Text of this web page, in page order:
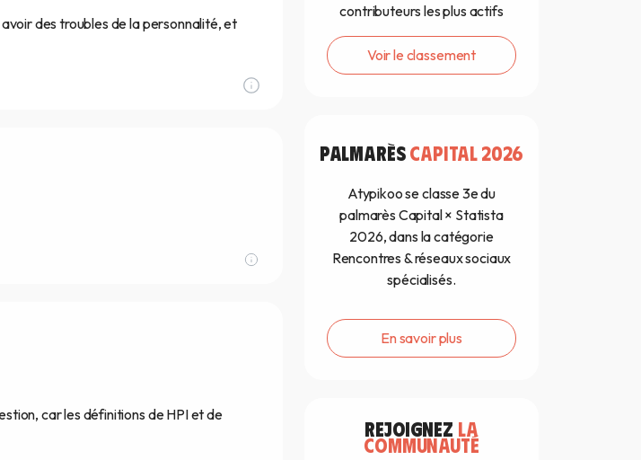
des troubles de la personnalité, et
car les définitions de HPI et de
contributeurs les plus actifs
Voir le classement
PALMARÈSCAPITAL 2026
Atypikoo se classe 3e du
palmarès Capital × Statista
2026, dans la catégorie
Rencontres & réseaux sociaux
spécialisés.
En savoir plus
REJOIGNEZ LA
COMMUNAUTÉ